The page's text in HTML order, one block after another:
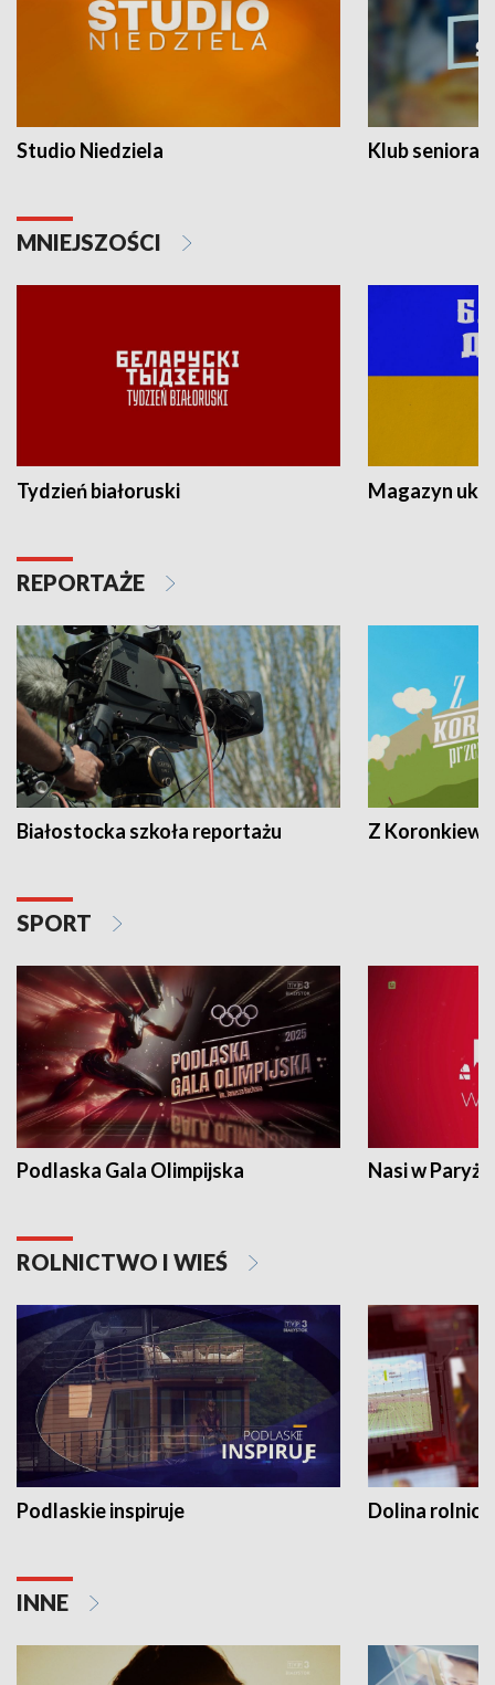
Studio Niedziela Klub seniora
MNIEJSZOŚCI
Tydzień białoruski Magazyn
REPORTAŻE
Białostocka szkoła reportażu Z
SPORT
Podlaska Gala Olimpijska Nasi w Paryżu
ROLNICTWO I WIEŚ
Podlaskie inspiruje Dolina
INNE